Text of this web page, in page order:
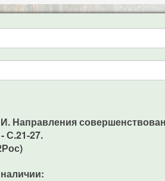
Направления
С.21-27.